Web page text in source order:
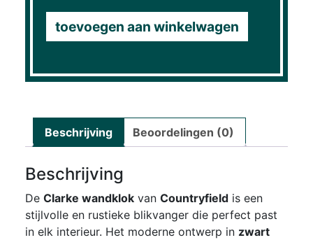
toevoegen aan winkelwagen
Beschrijving Beoordelingen (0)
Beschrijving
De Clarke wandklokvan Countryfieldis een
stijlvolle en rustieke blikvanger die perfect past
in elk interieur. Het moderne ontwerp in zwart